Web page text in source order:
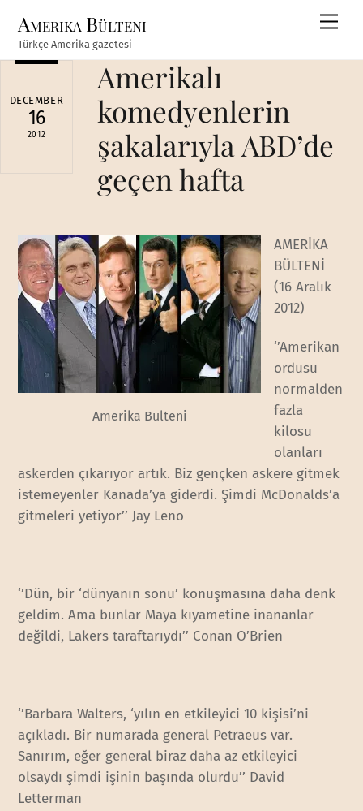
content
Amerika Bülteni
Türkçe Amerika gazetesi
DECEMBER
16
2012
Amerikalı
komedyenlerin
şakalarıyla ABD’de
geçen hafta
Amerika Bulteni
AMERİKA
BÜLTENİ
(16 Aralık
2012)
‘’Amerikan
ordusu
normalden
fazla
kilosu
olanları
askerden çıkarıyor artık. Biz gençken askere gitmek
istemeyenler Kanada’ya giderdi. Şimdi McDonalds’a
gitmeleri yetiyor’’ Jay Leno
‘’Dün, bir ‘dünyanın sonu’ konuşmasına daha denk
geldim. Ama bunlar Maya kıyametine inananlar
değildi, Lakers taraftarıydı’’ Conan O’Brien
‘’Barbara Walters, ‘yılın en etkileyici 10 kişisi’ni
açıkladı. Bir numarada general Petraeus var.
Sanırım, eğer general biraz daha az etkileyici
olsaydı şimdi işinin başında olurdu’’ David
Letterman